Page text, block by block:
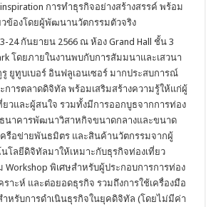
การทำธุรกิจอย่างสร้างสรรค์ พร้อม
ข้องโดยผู้พัฒนานวัตกรรมตัวจริง
24 กันยายน 2566 ณ ห้อง Grand Hall ชั้น 3
โดยภายในงานพบกับการสัมมนาและเสวนา
ยูทูบเบอร์ อินฟลูเอนเซอร์ มากประสบการณ์
การตลาดดิจิทัล พร้อมเสริมสร้างความรู้ให้แก่ผู้
ยวและผู้สนใจ รวมทั้งมีการออกบูธจากการท่อง
ธนาคารพัฒนาวิสาหกิจขนาดกลางและขนาด
ครือข่ายพันธมิตร และสินค้านวัตกรรมจากผู้
โลยีดิจิทัลมาให้เหมาะกับธุรกิจท่องเที่ยว
พิเศษสำหรับผู้ประกอบการการท่อง
ราะห์ และต่อยอดธุรกิจ รวมถึงการใช้เครื่องมือ
หรับการดำเนินธุรกิจในยุคดิจิทัล (โดยไม่มีค่า